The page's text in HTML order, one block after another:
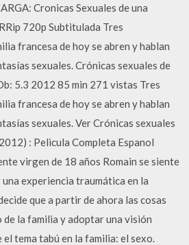
Cronicas Sexuales de una
720p Subtitulada Tres
francesa de hoy se abren y hablan
sexuales. Crónicas sexuales de
5.3 2012 85 min 271 vistas Tres
francesa de hoy se abren y hablan
sexuales. Ver Crónicas sexuales
: Pelicula Completa Espanol
virgen de 18 años Romain se siente
experiencia traumática en la
que a partir de ahora las cosas
de la familia y adoptar una visión
tema tabú en la familia: el sexo.